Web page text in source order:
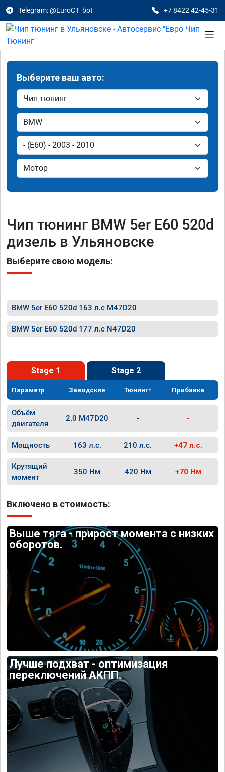
Telegram: @EuroCT_bot +7 8422 42-45-31
Выберите ваш авто:
Чип тюнинг BMW 5er E60 520d
дизель в Ульяновске
Выберите свою модель:
BMW 5er E60 520d 163 л.с M47D20
BMW 5er E60 520d 177 л.с N47D20
Stage 1 Stage 2
Параметр Заводские Тюнинг* Прибавка
Объём
двигателя
2.0 M47D20 - -
Мощность 163 л.с. 210 л.с. +47 л.с.
Крутящий
момент
350 Нм 420 Нм +70 Нм
Включено в стоимость:
Выше тяга - прирост момента с низких
оборотов.
Лучше подхват - оптимизация
переключений АКПП.